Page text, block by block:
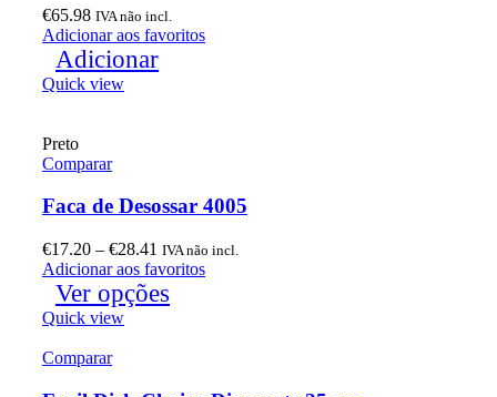
€65.98 IVA não incl.
Adicionar aos favoritos
Adicionar
Quick view
Preto
Comparar
Faca de Desossar 4005
€17.20 – €28.41 IVA não incl.
Adicionar aos favoritos
Ver opções
Quick view
Comparar